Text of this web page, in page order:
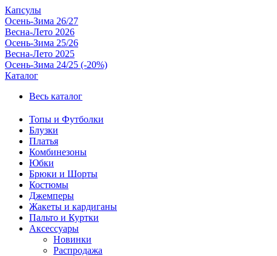
Капсулы
Осень-Зима 26/27
Весна-Лето 2026
Осень-Зима 25/26
Весна-Лето 2025
Осень-Зима 24/25 (-20%)
Каталог
Весь каталог
Топы и Футболки
Блузки
Платья
Комбинезоны
Юбки
Брюки и Шорты
Костюмы
Джемперы
Жакеты и кардиганы
Пальто и Куртки
Аксессуары
Новинки
Распродажа